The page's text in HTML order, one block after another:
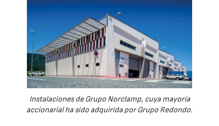
Instalaciones de Grupo Norclamp, cuya mayoría
accionarial ha sido adquirida por Grupo Redondo.